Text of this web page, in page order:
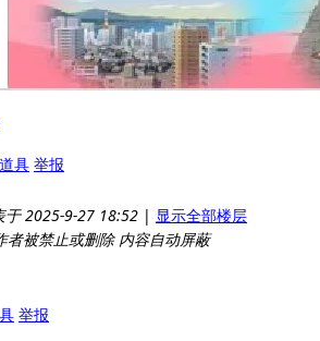
具 举报
于 2025-9-27 18:52 | 显示全部楼层
者被禁止或删除 内容自动屏蔽
举报